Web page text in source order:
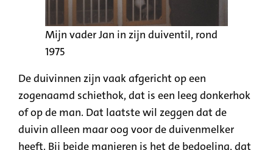
Mijn vader Jan in zijn duiventil, rond
1975
De duivinnen zijn vaak afgericht op een
zogenaamd schiethok, dat is een leeg donkerhok
of op de man. Dat laatste wil zeggen dat de
duivin alleen maar oog voor de duivenmelker
heeft. Bij beide manieren is het de bedoeling, dat